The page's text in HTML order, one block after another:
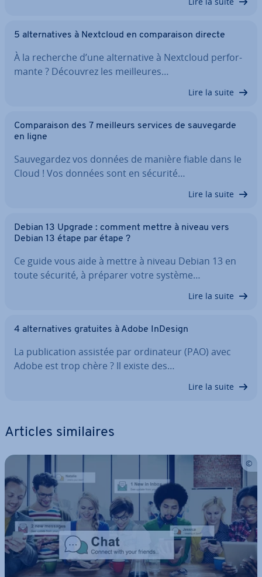
5 al­ter­na­tives à Nextcloud en com­pa­rai­son directe
À la recherche d’une al­ter­na­tive à Nextcloud per­for­
mante ? Découvrez les meil­leures…
Lire la suite
Com­pa­rai­son des 7 meilleurs services de sau­ve­garde
en ligne
Sau­ve­gar­dez vos données de manière fiable dans le
Cloud ! Vos données sont en sécurité…
Lire la suite
Debian 13 Upgrade : comment mettre à niveau vers
Debian 13 étape par étape ?
Ce guide vous aide à mettre à niveau Debian 13 en
toute sécurité, à préparer votre système…
Lire la suite
4 al­ter­na­tives gratuites à Adobe InDesign
La pu­bli­ca­tion assistée par or­di­na­teur (PAO) avec
Adobe est trop chère ? Il existe des…
Lire la suite
Articles si­mi­laires